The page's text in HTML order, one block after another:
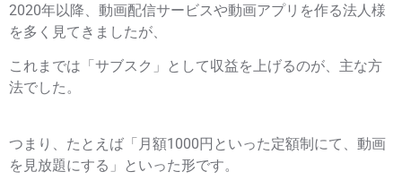
2020年以降、動画配信サービスや動画アプリを作る法人様
を多く見てきましたが、
これまでは「サブスク」として収益を上げるのが、主な方
法でした。
つまり、たとえば「月額1000円といった定額制にて、動画
を見放題にする」といった形です。